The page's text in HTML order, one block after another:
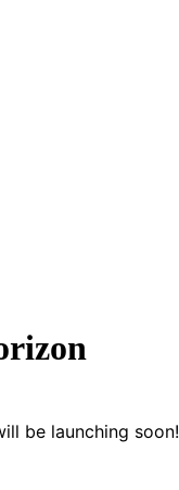
be launching soon!